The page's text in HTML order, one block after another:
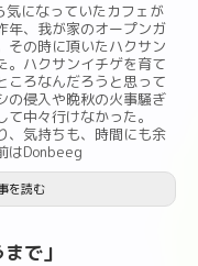
になっていたカフェが
年、我が家のオープンガ
その時に頂いたハクサン
。ハクサンイチゲを育て
ころなんだろうと思って
の侵入や晩秋の火事騒ぎ
て中々行けなかった。
、気持ちも、時間にも余
はDonbeeg
を読む
で」